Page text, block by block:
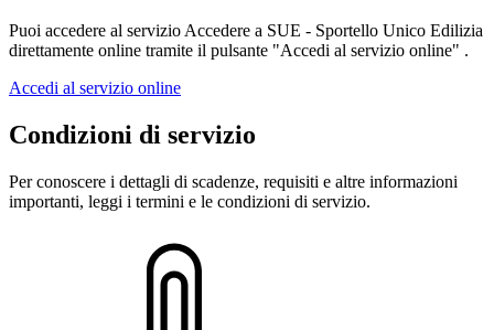
Puoi accedere al servizio Accedere a SUE - Sportello Unico Edilizia
direttamente online tramite il pulsante "Accedi al servizio online" .
Accedi al servizio online
Condizioni di servizio
Per conoscere i dettagli di scadenze, requisiti e altre informazioni
importanti, leggi i termini e le condizioni di servizio.